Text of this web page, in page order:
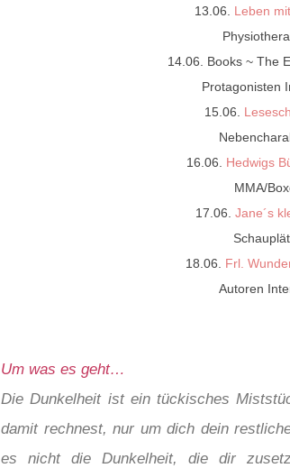
13.06. Leben
14.06. Books ~ The
Protagonisten
15.06.
16.06. Hedwigs
MMA/
17.06. Jane´s
18.06. Frl.
Autoren
Um was es geht…
Die Dunkelheit ist ein tückisches
damit rechnest, nur um dich dein
es nicht die Dunkelheit, die dir